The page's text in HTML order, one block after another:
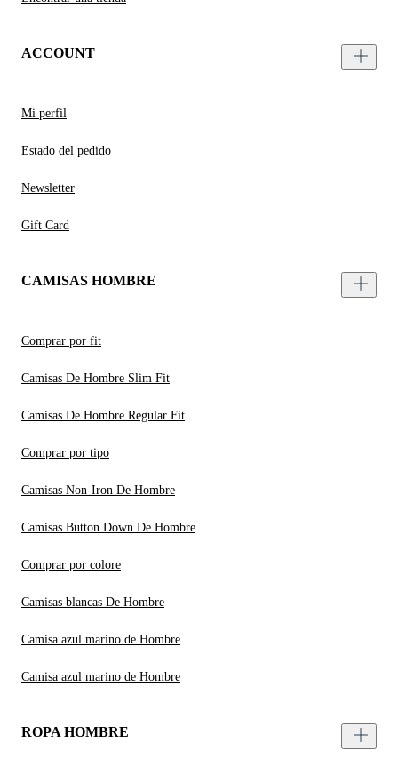
ACCOUNT
Mi perfil
Estado del pedido
Newsletter
Gift Card
CAMISAS HOMBRE
Comprar por fit
Camisas De Hombre Slim Fit
Camisas De Hombre Regular Fit
Comprar por tipo
Camisas Non-Iron De Hombre
Camisas Button Down De Hombre
Comprar por colore
Camisas blancas De Hombre
Camisa azul marino de Hombre
Camisa azul marino de Hombre
ROPA HOMBRE